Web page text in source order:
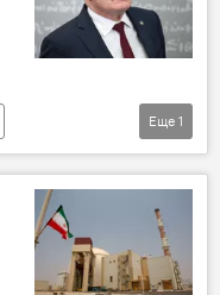
Еще 1